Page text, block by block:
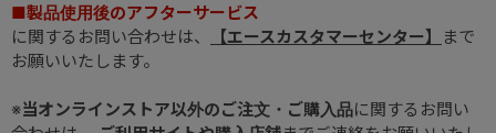
■製品使用後のアフターサービス
に関するお問い合わせは、
【エースカスタマーセンター】
まで
お願いいたします。
※当オンラインストア以外のご注文・ご購入品に関するお問い